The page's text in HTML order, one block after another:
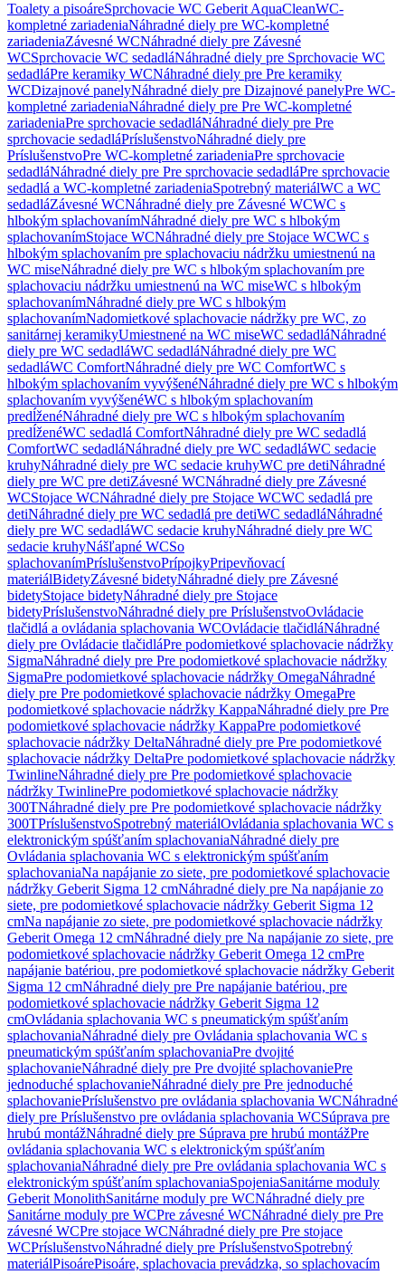
Toalety a pisoáreSprchovacie WC Geberit AquaCleanWC-
kompletné zariadeniaNáhradné diely pre WC-kompletné
zariadeniaZávesné WCNáhradné diely pre Závesné
WCSprchovacie WC sedadláNáhradné diely pre Sprchovacie WC
sedadláPre keramiky WCNáhradné diely pre Pre keramiky
WCDizajnové panelyNáhradné diely pre Dizajnové panelyPre WC-
kompletné zariadeniaNáhradné diely pre Pre WC-kompletné
zariadeniaPre sprchovacie sedadláNáhradné diely pre Pre
sprchovacie sedadláPríslušenstvoNáhradné diely pre
PríslušenstvoPre WC-kompletné zariadeniaPre sprchovacie
sedadláNáhradné diely pre Pre sprchovacie sedadláPre sprchovacie
sedadlá a WC-kompletné zariadeniaSpotrebný materiálWC a WC
sedadláZávesné WCNáhradné diely pre Závesné WCWC s
hlbokým splachovanímNáhradné diely pre WC s hlbokým
splachovanímStojace WCNáhradné diely pre Stojace WCWC s
hlbokým splachovaním pre splachovaciu nádržku umiestnenú na
WC miseNáhradné diely pre WC s hlbokým splachovaním pre
splachovaciu nádržku umiestnenú na WC miseWC s hlbokým
splachovanímNáhradné diely pre WC s hlbokým
splachovanímNadomietkové splachovacie nádržky pre WC, zo
sanitárnej keramikyUmiestnené na WC miseWC sedadláNáhradné
diely pre WC sedadláWC sedadláNáhradné diely pre WC
sedadláWC ComfortNáhradné diely pre WC ComfortWC s
hlbokým splachovaním vyvýšenéNáhradné diely pre WC s hlbokým
splachovaním vyvýšenéWC s hlbokým splachovaním
predĺženéNáhradné diely pre WC s hlbokým splachovaním
predĺženéWC sedadlá ComfortNáhradné diely pre WC sedadlá
ComfortWC sedadláNáhradné diely pre WC sedadláWC sedacie
kruhyNáhradné diely pre WC sedacie kruhyWC pre detiNáhradné
diely pre WC pre detiZávesné WCNáhradné diely pre Závesné
WCStojace WCNáhradné diely pre Stojace WCWC sedadlá pre
detiNáhradné diely pre WC sedadlá pre detiWC sedadláNáhradné
diely pre WC sedadláWC sedacie kruhyNáhradné diely pre WC
sedacie kruhyNášľapné WCSo
splachovanímPríslušenstvoPrípojkyPripevňovací
materiálBidetyZávesné bidetyNáhradné diely pre Závesné
bidetyStojace bidetyNáhradné diely pre Stojace
bidetyPríslušenstvoNáhradné diely pre PríslušenstvoOvládacie
tlačidlá a ovládania splachovania WCOvládacie tlačidláNáhradné
diely pre Ovládacie tlačidláPre podomietkové splachovacie nádržky
SigmaNáhradné diely pre Pre podomietkové splachovacie nádržky
SigmaPre podomietkové splachovacie nádržky OmegaNáhradné
diely pre Pre podomietkové splachovacie nádržky OmegaPre
podomietkové splachovacie nádržky KappaNáhradné diely pre Pre
podomietkové splachovacie nádržky KappaPre podomietkové
splachovacie nádržky DeltaNáhradné diely pre Pre podomietkové
splachovacie nádržky DeltaPre podomietkové splachovacie nádržky
TwinlineNáhradné diely pre Pre podomietkové splachovacie
nádržky TwinlinePre podomietkové splachovacie nádržky
300TNáhradné diely pre Pre podomietkové splachovacie nádržky
300TPríslušenstvoSpotrebný materiálOvládania splachovania WC s
elektronickým spúšťaním splachovaniaNáhradné diely pre
Ovládania splachovania WC s elektronickým spúšťaním
splachovaniaNa napájanie zo siete, pre podomietkové splachovacie
nádržky Geberit Sigma 12 cmNáhradné diely pre Na napájanie zo
siete, pre podomietkové splachovacie nádržky Geberit Sigma 12
cmNa napájanie zo siete, pre podomietkové splachovacie nádržky
Geberit Omega 12 cmNáhradné diely pre Na napájanie zo siete, pre
podomietkové splachovacie nádržky Geberit Omega 12 cmPre
napájanie batériou, pre podomietkové splachovacie nádržky Geberit
Sigma 12 cmNáhradné diely pre Pre napájanie batériou, pre
podomietkové splachovacie nádržky Geberit Sigma 12
cmOvládania splachovania WC s pneumatickým spúšťaním
splachovaniaNáhradné diely pre Ovládania splachovania WC s
pneumatickým spúšťaním splachovaniaPre dvojité
splachovanieNáhradné diely pre Pre dvojité splachovaniePre
jednoduché splachovanieNáhradné diely pre Pre jednoduché
splachovaniePríslušenstvo pre ovládania splachovania WCNáhradné
diely pre Príslušenstvo pre ovládania splachovania WCSúprava pre
hrubú montážNáhradné diely pre Súprava pre hrubú montážPre
ovládania splachovania WC s elektronickým spúšťaním
splachovaniaNáhradné diely pre Pre ovládania splachovania WC s
elektronickým spúšťaním splachovaniaSpojeniaSanitárne moduly
Geberit MonolithSanitárne moduly pre WCNáhradné diely pre
Sanitárne moduly pre WCPre závesné WCNáhradné diely pre Pre
závesné WCPre stojace WCNáhradné diely pre Pre stojace
WCPríslušenstvoNáhradné diely pre PríslušenstvoSpotrebný
materiálPisoárePisoáre, splachovacia prevádzka, so splachovacím